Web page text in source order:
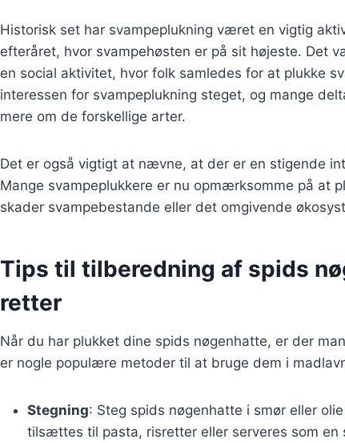
Historisk set har svampeplukning været en vigtig
efteråret, hvor svampehøsten er på sit højeste. Det
en social aktivitet, hvor folk samledes for at plukke
interessen for svampeplukning steget, og mange
mere om de forskellige arter.
Det er også vigtigt at nævne, at der er en stigende
Mange svampeplukkere er nu opmærksomme på at
skader svampebestande eller det omgivende
Tips til tilberedning af spids
retter
Når du har plukket dine spids nøgenhatte, er der
er nogle populære metoder til at bruge dem i
Stegning: Steg spids nøgenhatte i smør eller
tilsættes til pasta, risretter eller serveres som en